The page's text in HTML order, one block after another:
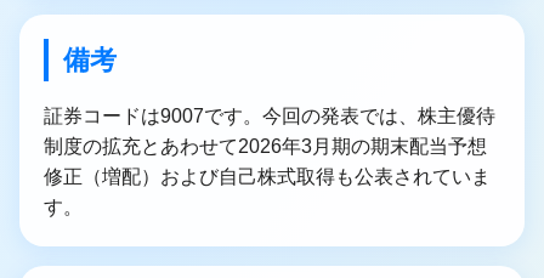
備考
証券コードは9007です。今回の発表では、株主優待
制度の拡充とあわせて2026年3月期の期末配当予想
修正（増配）および自己株式取得も公表されていま
す。